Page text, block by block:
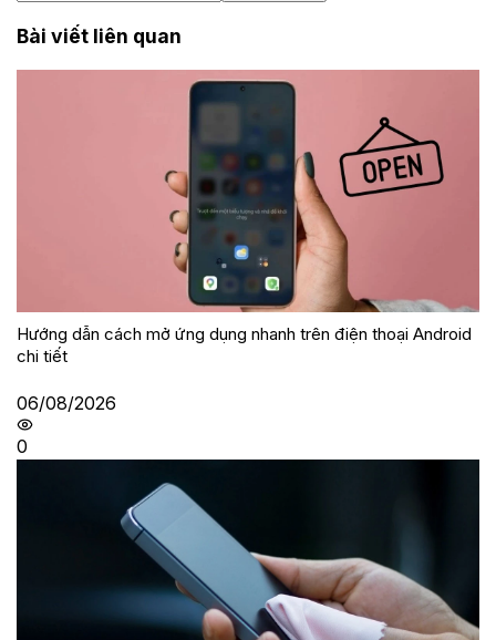
Bài viết liên quan
Hướng dẫn cách mở ứng dụng nhanh trên điện thoại Android
chi tiết
06/08/2026
0